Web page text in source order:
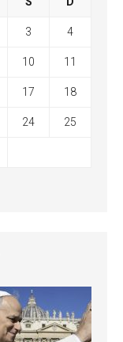
3 4
10 11
17 18
24 25